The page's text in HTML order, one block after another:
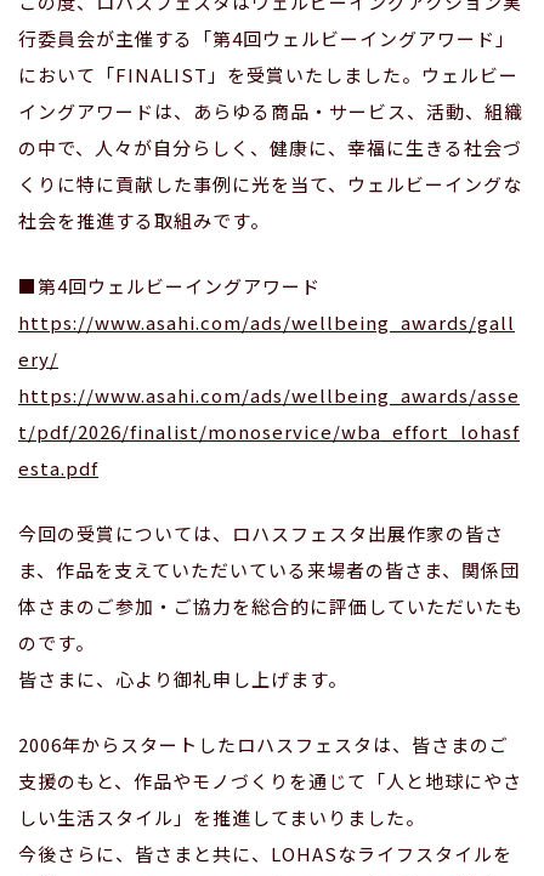
行委員会が主催する「第4回ウェルビーイングアワード」
において「FINALIST」を受賞いたしました。ウェルビー
イングアワードは、あらゆる商品・サービス、活動、組織
の中で、人々が自分らしく、健康に、幸福に生きる社会づ
くりに特に貢献した事例に光を当て、ウェルビーイングな
社会を推進する取組みです。
■第4回ウェルビーイングアワード
https://www.asahi.com/ads/wellbeing_awards/gall
ery/
https://www.asahi.com/ads/wellbeing_awards/asse
t/pdf/2026/finalist/monoservice/wba_effort_lohasf
esta.pdf
今回の受賞については、ロハスフェスタ出展作家の皆さ
ま、作品を支えていただいている来場者の皆さま、関係団
体さまのご参加・ご協力を総合的に評価していただいたも
のです。
皆さまに、心より御礼申し上げます。
2006年からスタートしたロハスフェスタは、皆さまのご
支援のもと、作品やモノづくりを通じて「人と地球にやさ
しい生活スタイル」を推進してまいりました。
今後さらに、皆さまと共に、LOHASなライフスタイルを